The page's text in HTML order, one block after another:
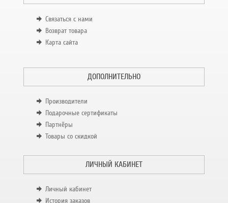
Связаться с нами
Возврат товара
Карта сайта
ДОПОЛНИТЕЛЬНО
Производители
Подарочные сертификаты
Партнёры
Товары со скидкой
ЛИЧНЫЙ КАБИНЕТ
Личный кабинет
История заказов